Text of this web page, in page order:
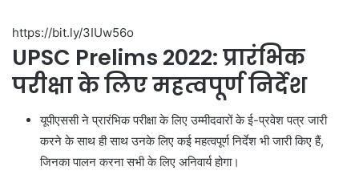
https://bit.ly/3IUw56o
UPSC Prelims 2022: प्रारंभिक
परीक्षा के लिए महत्वपूर्ण निर्देश
यूपीएससी ने प्रारंभिक परीक्षा के लिए उम्मीदवारों के ई-प्रवेश पत्र जारी
करने के साथ ही साथ उनके लिए कई महत्वपूर्ण निर्देश भी जारी किए हैं,
जिनका पालन करना सभी के लिए अनिवार्य होगा।